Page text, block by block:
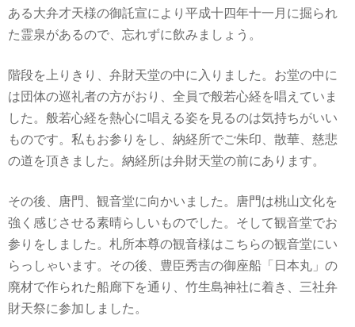
ある大弁才天様の御託宣により平成十四年十一月に掘られ
た霊泉があるので、忘れずに飲みましょう。
階段を上りきり、弁財天堂の中に入りました。お堂の中に
は団体の巡礼者の方がおり、全員で般若心経を唱えていま
した。般若心経を熱心に唱える姿を見るのは気持ちがいい
ものです。私もお参りをし、納経所でご朱印、散華、慈悲
の道を頂きました。納経所は弁財天堂の前にあります。
その後、唐門、観音堂に向かいました。唐門は桃山文化を
強く感じさせる素晴らしいものでした。そして観音堂でお
参りをしました。札所本尊の観音様はこちらの観音堂にい
らっしゃいます。その後、豊臣秀吉の御座船「日本丸」の
廃材で作られた船廊下を通り、竹生島神社に着き、三社弁
財天祭に参加しました。